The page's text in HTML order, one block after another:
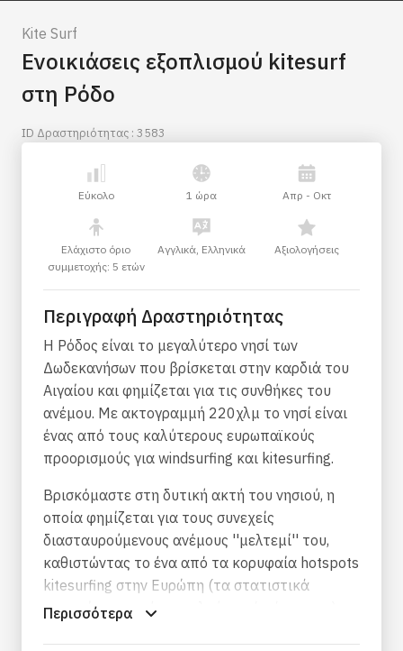
Kite Surf
Ενοικιάσεις εξοπλισμού kitesurf
στη Ρόδο
ID Δραστηριότητας : 3583
Εύκολο 1 ώρα Απρ - Οκτ
Ελάχιστο όριο
συμμετοχής: 5 ετών
Αγγλικά, Ελληνικά Αξιολογήσεις
Περιγραφή Δραστηριότητας
Η Ρόδος είναι το μεγαλύτερο νησί των
Δωδεκανήσων που βρίσκεται στην καρδιά του
Αιγαίου και φημίζεται για τις συνθήκες του
ανέμου. Με ακτογραμμή 220χλμ το νησί είναι
ένας από τους καλύτερους ευρωπαϊκούς
προορισμούς για windsurfing και kitesurfing.
Βρισκόμαστε στη δυτική ακτή του νησιού, η
οποία φημίζεται για τους συνεχείς
διασταυρούμενους ανέμους ''μελτεμί'' του,
καθιστώντας το ένα από τα κορυφαία hotspots
kitesurfing στην Ευρώπη (τα στατιστικά
στοιχεία του ανέμου μιλούν από μόνα τους).
Είματε τόσο κοντά σε όλα τα αξιοθέατα και τις
Περισσότερα